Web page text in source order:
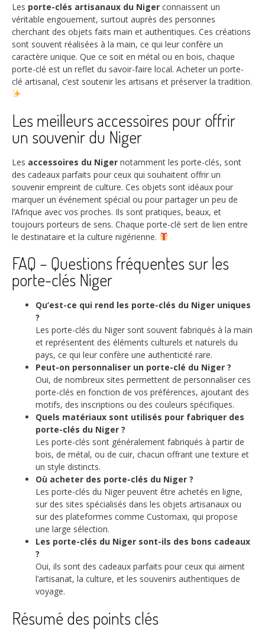
Les porte-clés artisanaux du Niger connaissent un
véritable engouement, surtout auprès des personnes
cherchant des objets faits main et authentiques. Ces créations
sont souvent réalisées à la main, ce qui leur confère un
caractère unique. Que ce soit en métal ou en bois, chaque
porte-clé est un reflet du savoir-faire local. Acheter un porte-
clé artisanal, c’est soutenir les artisans et préserver la tradition.
Les meilleurs accessoires pour offrir
un souvenir du Niger
Les accessoires du Niger notamment les porte-clés, sont
des cadeaux parfaits pour ceux qui souhaitent offrir un
souvenir empreint de culture. Ces objets sont idéaux pour
marquer un événement spécial ou pour partager un peu de
l’Afrique avec vos proches. Ils sont pratiques, beaux, et
toujours porteurs de sens. Chaque porte-clé sert de lien entre
le destinataire et la culture nigérienne.
FAQ – Questions fréquentes sur les
porte-clés Niger
Qu’est-ce qui rend les porte-clés du Niger uniques
?
Les porte-clés du Niger sont souvent fabriqués à la main
et représentent des éléments culturels et naturels du
pays, ce qui leur confère une authenticité rare.
Peut-on personnaliser un porte-clé du Niger ?
Oui, de nombreux sites permettent de personnaliser ces
porte-clés en fonction de vos préférences, ajoutant des
motifs, des inscriptions ou des couleurs spécifiques.
Quels matériaux sont utilisés pour fabriquer des
porte-clés du Niger ?
Les porte-clés sont généralement fabriqués à partir de
bois, de métal, ou de cuir, chacun offrant une texture et
un style distincts.
Où acheter des porte-clés du Niger ?
Les porte-clés du Niger peuvent être achetés en ligne,
sur des sites spécialisés dans les objets artisanaux ou
sur des plateformes comme Customaxi, qui propose
une large sélection.
Les porte-clés du Niger sont-ils des bons cadeaux
?
Oui, ils sont des cadeaux parfaits pour ceux qui aiment
l’artisanat, la culture, et les souvenirs authentiques de
voyage.
Résumé des points clés